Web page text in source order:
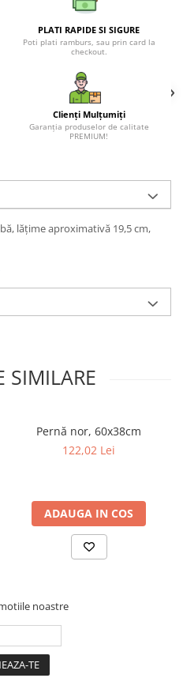
PLATI RAPIDE SI SIGURE
Poti plati ramburs, sau prin card la
checkout.
Clienți Mulțumiți
Garanția produselor de calitate
PREMIUM!
lățime aproximativă 19,5 cm,
SIMILARE
Pernă nor, 60x38cm
122,02 Lei
ADAUGA IN COS
noastre